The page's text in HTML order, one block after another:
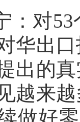
：对
华出
出的
越来
做好